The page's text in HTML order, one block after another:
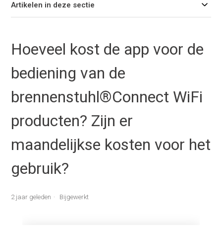
Artikelen in deze sectie
Hoeveel kost de app voor de
bediening van de
brennenstuhl®Connect WiFi
producten? Zijn er
maandelijkse kosten voor het
gebruik?
2 jaar geleden Bijgewerkt